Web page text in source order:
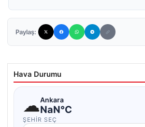
Paylaş:
Hava Durumu
☁Ankara
NaN°C
ŞEHIR SEÇ